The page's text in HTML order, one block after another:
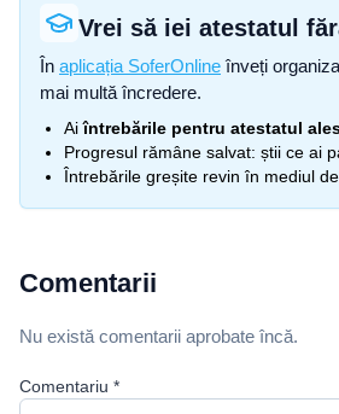
Vrei să iei atestatul
În aplicația SoferOnline înveți
mai multă încredere.
Aiîntrebările pentru atestatul
Progresul rămâne salvat: știi ce ai
Întrebările greșite revin în mediul
Comentarii
Nu există comentarii aprobate încă.
Comentariu *